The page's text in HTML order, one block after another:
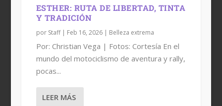
ESTHER: RUTA DE LIBERTAD, TINTA
Y TRADICIÓN
por Staff| Feb 16, 2026| Belleza extrema
Por: Christian Vega | Fotos: Cortesía En el
mundo del motociclismo de aventura y rally,
pocas...
LEER MÁS